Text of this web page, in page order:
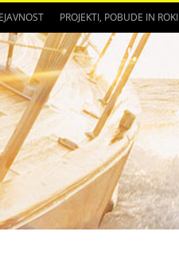
PROJEKTI, POBUDE IN ROKI